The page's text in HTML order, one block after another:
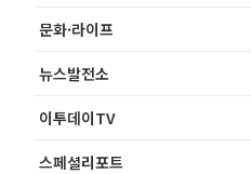
문화·라이프
뉴스발전소
이투데이TV
스페셜리포트